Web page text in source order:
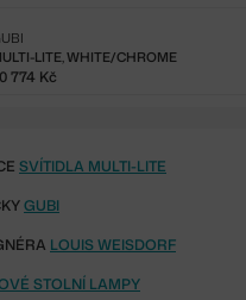
LITE, WHITE/CHROME
774 Kč
SVÍTIDLA MULTI-LITE
GUBI
LOUIS WEISDORF
STOLNÍ LAMPY